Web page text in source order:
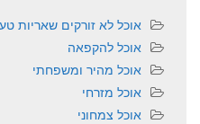
אוכל לא זורקים שאריות
אוכל להקפאה
אוכל מהיר ומשפחתי
אוכל מזרחי
אוכל צמחוני